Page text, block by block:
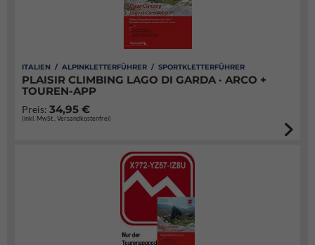
ITALIEN / ALPINKLETTERFÜHRER / SPORTKLETTERFÜHRER
PLAISIR CLIMBING LAGO DI GARDA · ARCO +
TOUREN-APP
Preis: 34,95 €
(inkl. MwSt., Versandkostenfrei)